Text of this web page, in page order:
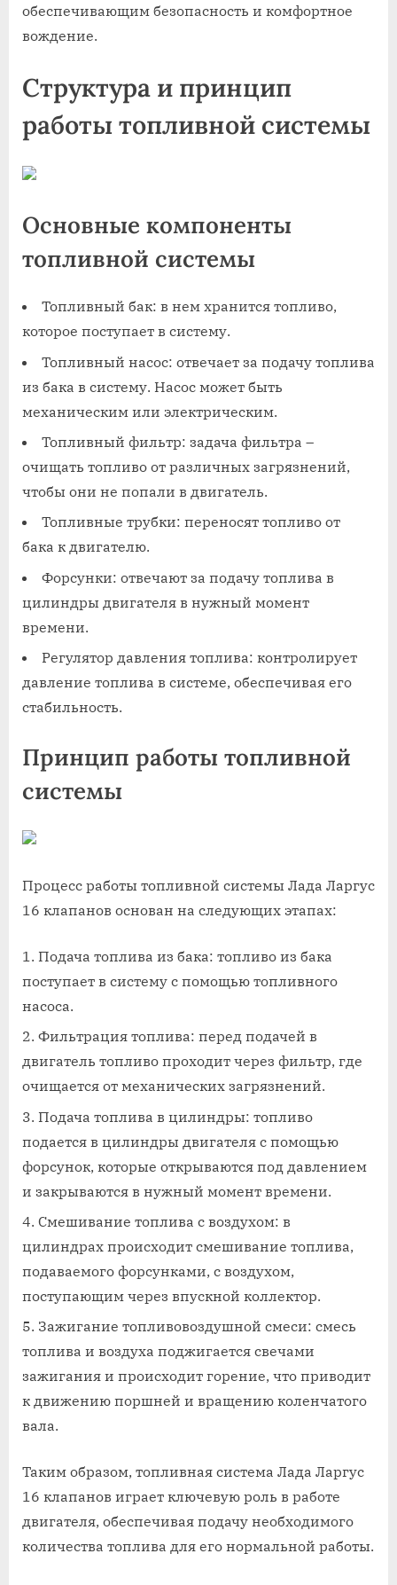
обеспечивающим безопасность и комфортное
вождение.
Структура и принцип
работы топливной системы
Основные компоненты
топливной системы
Топливный бак: в нем хранится топливо,
которое поступает в систему.
Топливный насос: отвечает за подачу топлива
из бака в систему. Насос может быть
механическим или электрическим.
Топливный фильтр: задача фильтра –
очищать топливо от различных загрязнений,
чтобы они не попали в двигатель.
Топливные трубки: переносят топливо от
бака к двигателю.
Форсунки: отвечают за подачу топлива в
цилиндры двигателя в нужный момент
времени.
Регулятор давления топлива: контролирует
давление топлива в системе, обеспечивая его
стабильность.
Принцип работы топливной
системы
Процесс работы топливной системы Лада Ларгус
16 клапанов основан на следующих этапах:
Подача топлива из бака: топливо из бака
поступает в систему с помощью топливного
насоса.
Фильтрация топлива: перед подачей в
двигатель топливо проходит через фильтр, где
очищается от механических загрязнений.
Подача топлива в цилиндры: топливо
подается в цилиндры двигателя с помощью
форсунок, которые открываются под давлением
и закрываются в нужный момент времени.
Смешивание топлива с воздухом: в
цилиндрах происходит смешивание топлива,
подаваемого форсунками, с воздухом,
поступающим через впускной коллектор.
Зажигание топливовоздушной смеси: смесь
топлива и воздуха поджигается свечами
зажигания и происходит горение, что приводит
к движению поршней и вращению коленчатого
вала.
Таким образом, топливная система Лада Ларгус
16 клапанов играет ключевую роль в работе
двигателя, обеспечивая подачу необходимого
количества топлива для его нормальной работы.